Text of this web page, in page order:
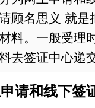
顾名思义 就是
料。一般受理
去签证中心递
请和线下签